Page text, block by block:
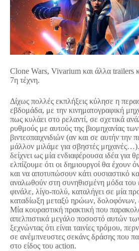
Clone Wars, Vivarium και άλλα trailers
7η τέχνη.
Δίχως πολλές εκπλήξεις κύλησε η
εβδομάδα, με την κινηματογραφική
πως κυλάει στο ρελαντί, σε σχετικά
ρυθμούς με αυτούς της βιομηχανίας των
βιντεοπαιχνιδιών (αν και σε αυτήν την
μάλλον μιλάμε για σβηστές
δείχνει ως μία ενδιαφέρουσα ιδέα για
ελπίζουμε ότι οι δημιουργοί θα έχουν
και να αποτυπώσουν κάτι ουσιαστικό
αναλωθούν στη συνηθισμένη μόδα του
φινάλε, λίγο-πολύ, καταλήγει σε μία
καταδίωξη μεταξύ ηρώων, δολοφόνων,
Μία κουραστική πρακτική που
απελπιστικά μεγάλο ποσοστό αυτών
ξεχνώντας ότι είναι ταινίες τρόμου,
σε ανέμπνευστες σεκάνς δράσης που
στο είδος του action.